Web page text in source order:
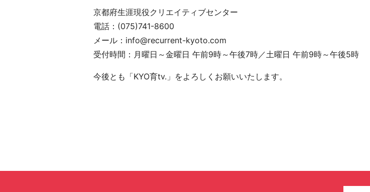
京都府生涯現役クリエイティブセンター
電話：(075)741-8600
メール：info@recurrent-kyoto.com
受付時間：月曜日～金曜日 午前9時～午後7時／土曜日 午前9時～午後5時
今後とも「KYO育tv.」をよろしくお願いいたします。